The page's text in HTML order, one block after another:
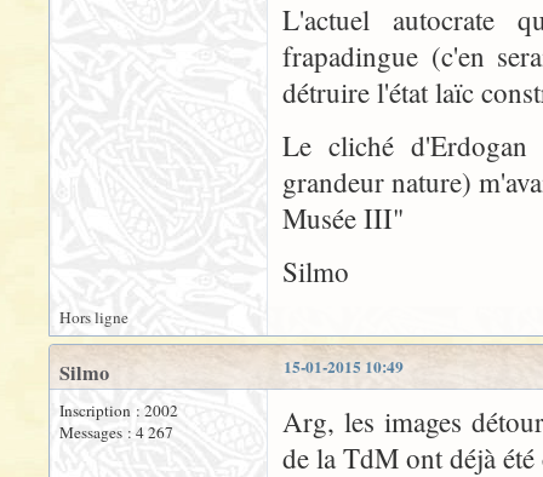
L'actuel autocrate
frapadingue (c'en
détruire l'état laïc
Le cliché d'Erdogan
grandeur nature)
Musée III"
Silmo
Hors ligne
15-01-2015 10:49
Silmo
Inscription : 2002
Messages : 4 267
Arg, les images
de la TdM ont déjà